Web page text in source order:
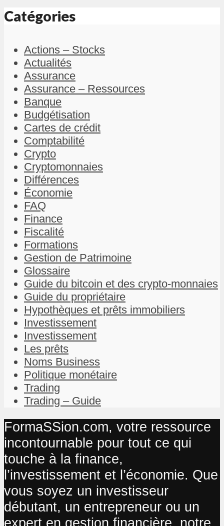
Catégories
Actions – Stocks
Actualités
Assurance
Assurance – Ressources
Banque
Budgétisation
Cartes de crédit
Comptabilité
Crypto
Cryptomonnaies
Différences
Économie
FAQ
Finance
Fiscalité
Formations
Gestion de Patrimoine
Glossaire
Guide du bitcoin et des crypto-monnaies
Guide du propriétaire
Hypothèques et prêts immobiliers
Investissement
Investissement
Les prêts
Noms Business
Politique monétaire
Trading
Trading – Guide
FormaSSion.com, votre ressource
incontournable pour tout ce qui
touche à la finance,
l’investissement et l’économie. Que
vous soyez un investisseur
débutant, un entrepreneur ou un
expert en gestion financière, notre